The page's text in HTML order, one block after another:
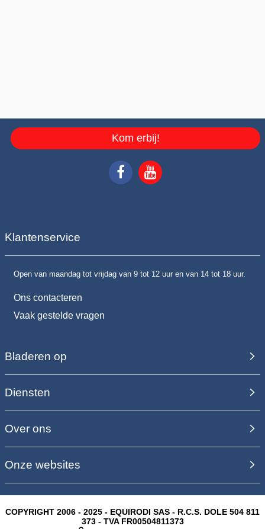
Kom erbij!
Klantenservice
Open van maandag tot vrijdag van 9 tot 12 uur en van 14 tot 18 uur.
Ons contacteren
Vaak gestelde vragen
Bladeren op
Diensten
Over ons
Onze websites
COPYRIGHT 2006 - 2025 - EQUIRODI SAS - R.C.S. DOLE 504 811
373 - TVA FR00504811373